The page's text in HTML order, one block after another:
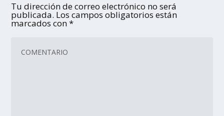
Tu dirección de correo electrónico no será
publicada. Los campos obligatorios están
marcados con*